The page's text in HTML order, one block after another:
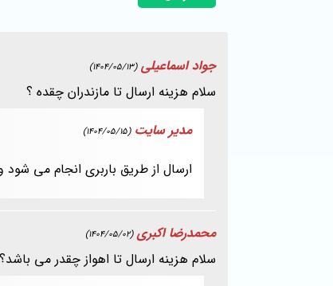
جواد اسماعیلی (1404/05/13)
سلام هزینه ارسال تا مازندران چقده ؟
مدیر سایت (1404/05/15)
ارسال از طریق باربری انجام می شود
محمدرضا اکبری (1404/05/02)
سلام هزینه ارسال تا اهواز چقدر می